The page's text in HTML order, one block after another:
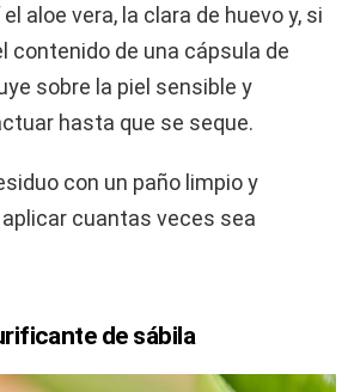
el aloe vera, la clara de huevo y, si
contenido de una cápsula de
sobre la piel sensible y
hasta que se seque.
con un paño limpio y
cuantas veces sea
de sábila